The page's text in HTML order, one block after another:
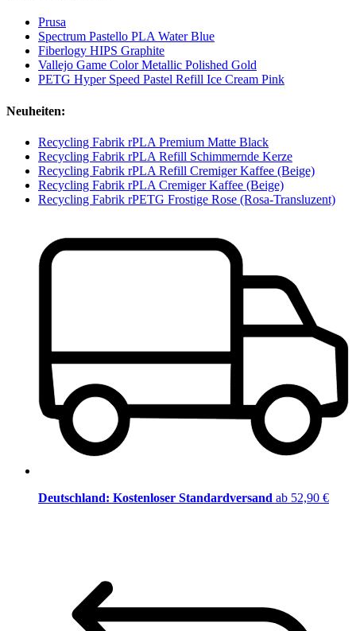
Prusa
Spectrum Pastello PLA Water Blue
Fiberlogy HIPS Graphite
Vallejo Game Color Metallic Polished Gold
PETG Hyper Speed Pastel Refill Ice Cream Pink
Neuheiten:
Recycling Fabrik rPLA Premium Matte Black
Recycling Fabrik rPLA Refill Schimmernde Kerze
Recycling Fabrik rPLA Refill Cremiger Kaffee (Beige)
Recycling Fabrik rPLA Cremiger Kaffee (Beige)
Recycling Fabrik rPETG Frostige Rose (Rosa-Transluzent)
Deutschland: Kostenloser Standardversand ab 52,90 €